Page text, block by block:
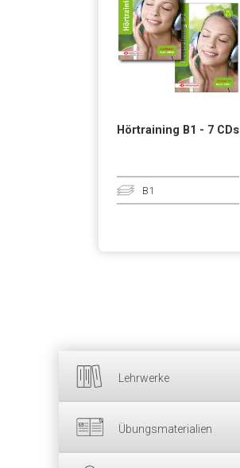
Lehrwerke
Übungsmaterialien
Hörtraining B1 - 7 CDs
B1